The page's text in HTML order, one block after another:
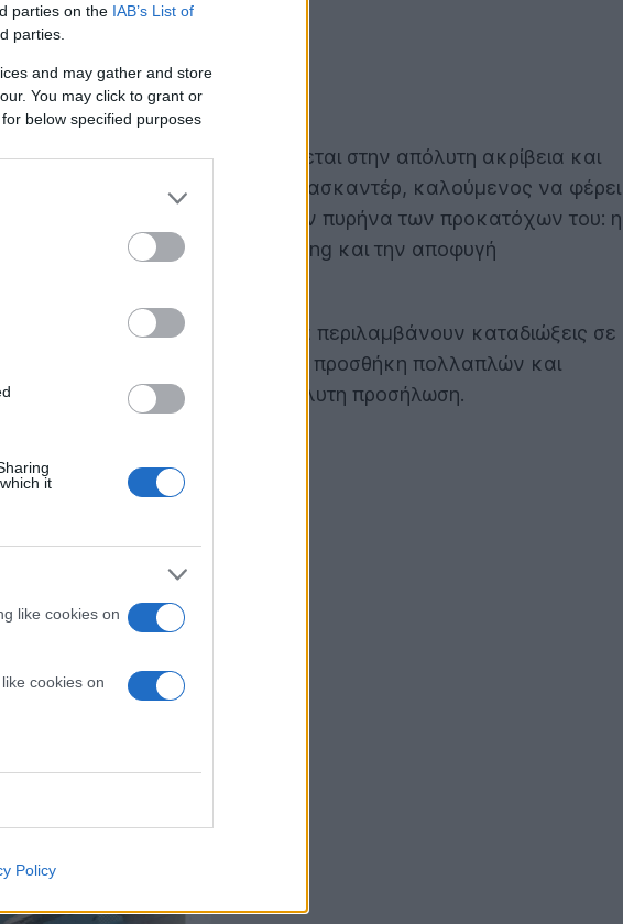
parties on the IAB’s List of
parties.
and may gather and store
You may click to grant or
below specified purposes
it
like cookies on
cookies on
Policy
ενός franchise που βασίζεται στην απόλυτη ακρίβεια και
τον ρόλο ενός επαγγελματία κασκαντέρ, καλούμενος να φέρει
δομή του gameplay διατηρεί τον πυρήνα των προκατόχων του: η
το σωστό timing, τα ακριβή drifting και την αποφυγή
περιβαλλόντων. Τα σκηνικά περιλαμβάνουν καταδιώξεις σε
πάνω από κινούμενα τρένα. Η προσθήκη πολλαπλών και
μηδαμινό, απαιτώντας απόλυτη προσήλωση.